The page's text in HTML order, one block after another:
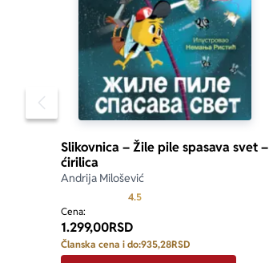
Pomeranje sadržaja slajdera u levo
Slikovnica – Žile pile spasava svet –
ćirilica
Andrija Milošević
4.5Prosecna ocena je 4.5 od 5
Cena:
1.299,00RSD
Članska cena i do:935,28RSD